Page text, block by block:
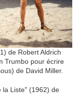
de Robert Aldrich
Trumbo pour écrire
de David Miller.
la Liste" (1962) de